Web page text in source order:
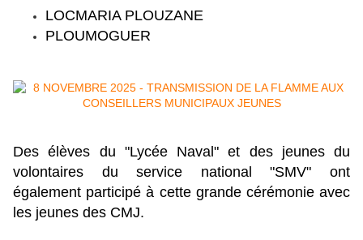
LOCMARIA PLOUZANE
PLOUMOGUER
Des élèves du "Lycée Naval" et des jeunes du
volontaires du service national "SMV" ont
également participé à cette grande cérémonie avec
les jeunes des CMJ.